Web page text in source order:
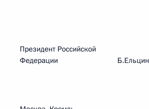
Президент Российской
Федерации Б.Ельцин